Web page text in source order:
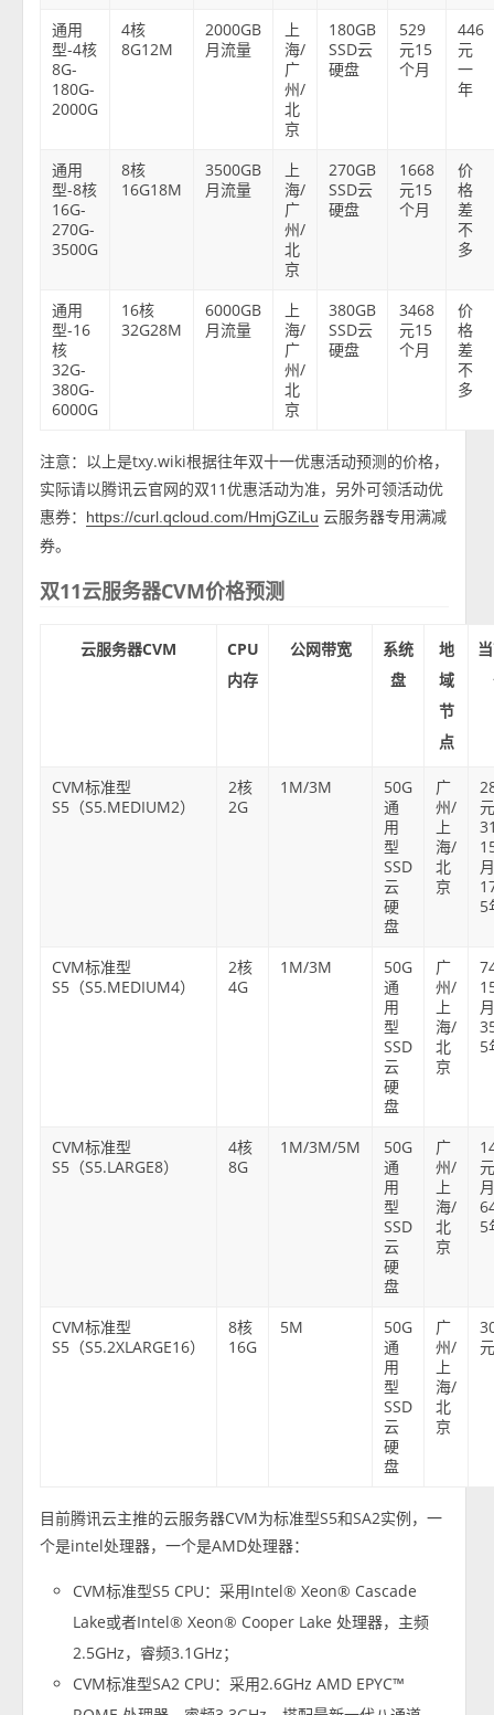
通用
型-4核
8G-
180G-
2000G
4核
8G12M
2000GB
月流量
上
海/
广
州/
北
京
180GB
SSD云
硬盘
529
元15
个月
446
元
一
年
通用
型-8核
16G-
270G-
3500G
8核
16G18M
3500GB
月流量
上
海/
广
州/
北
京
270GB
SSD云
硬盘
1668
元15
个月
价
格
差
不
多
通用
型-16
核
32G-
380G-
6000G
16核
32G28M
6000GB
月流量
上
海/
广
州/
北
京
380GB
SSD云
硬盘
3468
元15
个月
价
格
差
不
多
注意：以上是txy.wiki根据往年双十一优惠活动预测的价格，
实际请以腾讯云官网的双11优惠活动为准，另外可领活动优
惠券：
https://curl.qcloud.com/HmjGZiLu 云服务器专用满减
券。
双11云服务器CVM价格预测
云服务器CVM
CPU
内存
公网带宽
系统
盘
地
域
节
点
CVM标准型
S5（S5.MEDIUM2）
2核
2G
1M/3M
50G
通
用
型
SSD
云
硬
盘
广
州/
上
海/
北
京
5
CVM标准型
S5（S5.MEDIUM4）
2核
4G
1M/3M
50G
通
用
型
SSD
云
硬
盘
广
州/
上
海/
北
京
5
CVM标准型
S5（S5.LARGE8）
4核
8G
1M/3M/5M
50G
通
用
型
SSD
云
硬
盘
广
州/
上
海/
北
京
5
CVM标准型
S5（S5.2XLARGE16）
8核
16G
5M
50G
通
用
型
SSD
云
硬
盘
广
州/
上
海/
北
京
目前腾讯云主推的云服务器CVM为标准型S5和SA2实例，一
个是intel处理器，一个是AMD处理器：
CVM标准型S5 CPU：采用Intel® Xeon® Cascade
Lake或者Intel® Xeon® Cooper Lake 处理器，主频
2.5GHz，睿频3.1GHz；
CVM标准型SA2 CPU：采用2.6GHz AMD EPYC™